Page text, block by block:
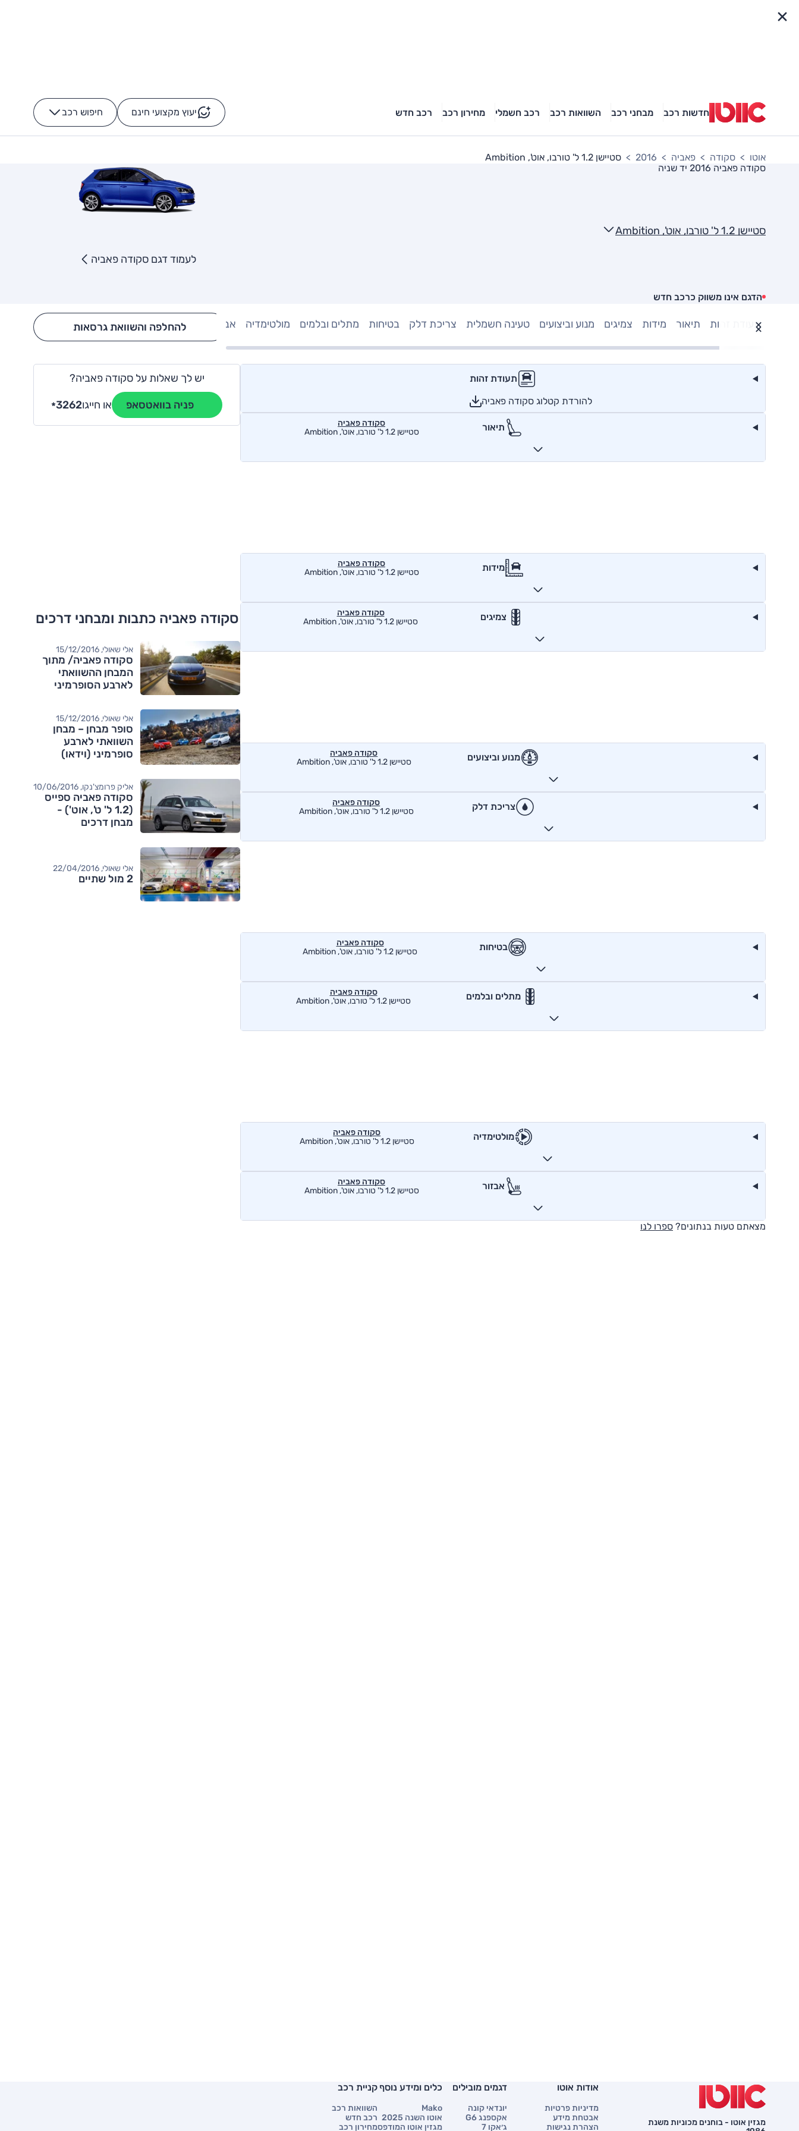
חדשות רכב מבחני רכב השוואות רכב רכב חשמלי מחירון רכב רכב חדש יעוץ מקצועי חינם חיפוש רכב -
אוטו סקודה פאביה 2016
סטיישן 1.2 ל' טורבו, אוט', Ambition
סקודה פאביה 2016
יד שניה
סטיישן 1.2 ל' טורבו, אוט', Ambition
הדגם אינו משווק כרכב חדש
לעמוד דגם סקודה פאביה
תעודת זהות תיאור מידות צמיגים מנוע וביצועים טעינה חשמלית צריכת דלק בטיחות מתלים ובלמים מולטימדיה אבזור Hide config section
להחלפה והשוואת גרסאות
תעודת זהות
להורדת קטלוג סקודה פאביה
תיאור
סקודה פאביה
סטיישן 1.2 ל' טורבו, אוט', Ambition
מידות
סקודה פאביה
סטיישן 1.2 ל' טורבו, אוט', Ambition
צמיגים
סקודה פאביה
סטיישן 1.2 ל' טורבו, אוט', Ambition
מנוע וביצועים
סקודה פאביה
סטיישן 1.2 ל' טורבו, אוט', Ambition
צריכת דלק
סקודה פאביה
סטיישן 1.2 ל' טורבו, אוט', Ambition
בטיחות
סקודה פאביה
סטיישן 1.2 ל' טורבו, אוט', Ambition
מתלים ובלמים
סקודה פאביה
סטיישן 1.2 ל' טורבו, אוט', Ambition
מולטימדיה
סקודה פאביה
סטיישן 1.2 ל' טורבו, אוט', Ambition
אבזור
סקודה פאביה
סטיישן 1.2 ל' טורבו, אוט', Ambition
מצאתם טעות בנתונים? ספרו לנו
יש לך שאלות על סקודה פאביה?
פניה בוואטסאפ או חייגו *3262
סקודה פאביה כתבות ומבחני דרכים
אלי שאולי, 15/12/2016
סקודה פאביה/ מתוך
המבחן ההשוואתי
לארבע הסופרמיני
אלי שאולי, 15/12/2016
סופר מבחן – מבחן
השוואתי לארבע
סופרמיני (וידאו)
אליק פרומצ'נקו, 10/06/2016
סקודה פאביה ספייס
(1.2 ל' ט', אוט') -
מבחן דרכים
אלי שאולי, 22/04/2016
2 מול שתיים
מגזין אוטו - בוחנים מכוניות משנת
אודות אוטו
מדיניות פרטיות
אבטחת מידע
הצהרת נגישות
דגמים מובילים
יונדאי קונה
אקספנג G6
ג׳אקו 7
כלים ומידע נוסף
Mako
אוטו השנה 2025
מגזין אוטו המודפס
קניית רכב
השוואות רכב
רכב חדש
מחירון רכב